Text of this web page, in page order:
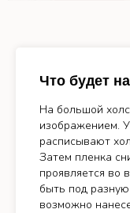
Что будет
На большой
изображением.
расписывают
Затем пленка
проявляется во
быть под
возможно